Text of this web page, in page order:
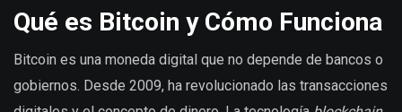
Qué es Bitcoin y Cómo Funciona
Bitcoin es una moneda digital que no depende de bancos o
gobiernos. Desde 2009, ha revolucionado las transacciones